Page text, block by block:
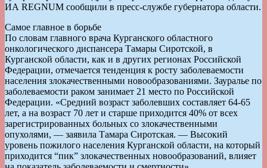
ИА REGNUM сообщили в пресс-службе губернатора области.
Самое главное в борьбе
По словам главного врача Курганского областного
онкологического диспансера Тамары Сиротской, в
Курганской области, как и в других регионах Российской
Федерации, отмечается тенденция к росту заболеваемости
населения злокачественными новообразованиями. Зауралье по
заболеваемости раком занимает 21 место по Российской
Федерации. «Средний возраст заболевших составляет 64-65
лет, а на возраст 70 лет и старше приходится 40% от всех
зарегистрированных больных со злокачественными
опухолями, — заявила Тамара Сиротская. — Высокий
уровень пожилого населения Курганской области, на который
приходится “пик” злокачественных новообразований, влияет